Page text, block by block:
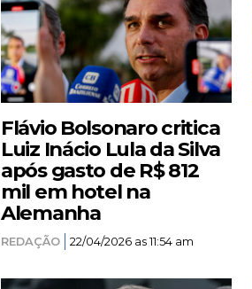
Flávio Bolsonaro critica
Luiz Inácio Lula da Silva
após gasto de R$ 812
mil em hotel na
Alemanha
REDAÇÃO 22/04/2026 as 11:54 am